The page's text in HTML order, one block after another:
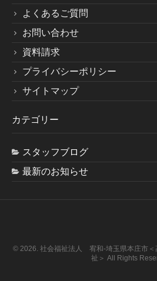
よくあるご質問
お問い合わせ
資料請求
プライバシーポリシー
サイトマップ
カテゴリー
スタッフブログ
最新のお知らせ
© 2026. 社会福祉法人 宥和-埼玉県本庄市＜
祉＞ All Rights